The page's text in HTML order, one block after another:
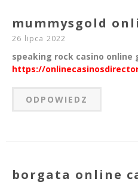
mummysgold
26 lipca 2022
speaking rock casino online
https://
ODPOWIEDZ
borgata online